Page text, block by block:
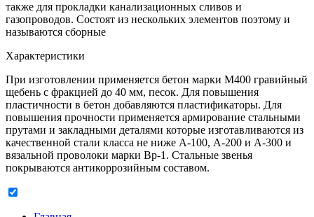
также для прокладки канализационных сливов и
газопроводов. Состоят из нескольких элементов поэтому и
называются сборные
Характеристики
При изготовлении применяется бетон марки М400 гравийный
щебень с фракцией до 40 мм, песок. Для повышения
пластичности в бетон добавляются пластификаторы. Для
повышения прочности применяется армирование стальными
прутами и закладными деталями которые изготавливаются из
качественной стали класса не ниже А-100, А-200 и А-300 и
вязальной проволоки марки Вр-1. Стальные звенья
покрываются антикоррозийным составом.